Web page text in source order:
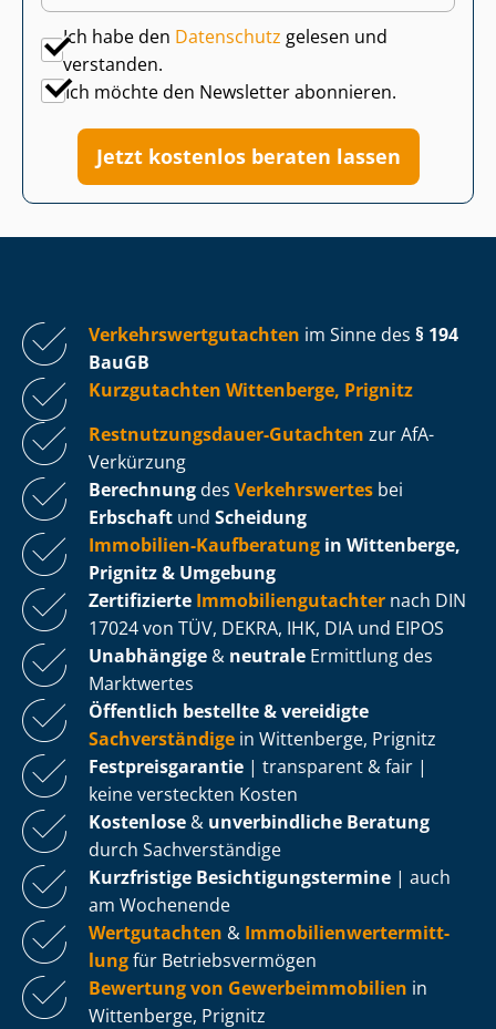
Ich habe den Datenschutz gelesen und
verstanden.
Ich möchte den Newsletter abonnieren.
Jetzt kostenlos beraten lassen
Ver­kehrs­wert­gut­ach­ten im Sinne des § 194
BauGB
Kurzgutachten Wittenberge, Prignitz
Rest­nut­zungs­dau­er-Gutachten zur AfA-
Verkürzung
Berechnung des Verkehrswertes bei
Erbschaft und Scheidung
Immobilien-Kaufberatung in Wittenberge,
Prignitz & Umgebung
Zertifizierte Im­mo­bi­li­en­gut­ach­ter nach DIN
17024 von TÜV, DEKRA, IHK, DIA und EIPOS
Unabhängige & neutrale Ermittlung des
Marktwertes
Öffentlich bestellte & vereidigte
Sachverständige in Wittenberge, Prignitz
Fest­preis­ga­ran­tie | transparent & fair |
keine versteckten Kosten
Kostenlose & unverbindliche Beratung
durch Sachverständige
Kurzfristige Be­sich­ti­gungs­ter­mi­ne | auch
am Wochenende
Wertgutachten & Im­mo­bi­li­en­wert­ermitt­
lungfür Be­triebs­ver­mö­gen
Bewertung von Ge­wer­be­im­mo­bi­li­en in
Wittenberge, Prignitz